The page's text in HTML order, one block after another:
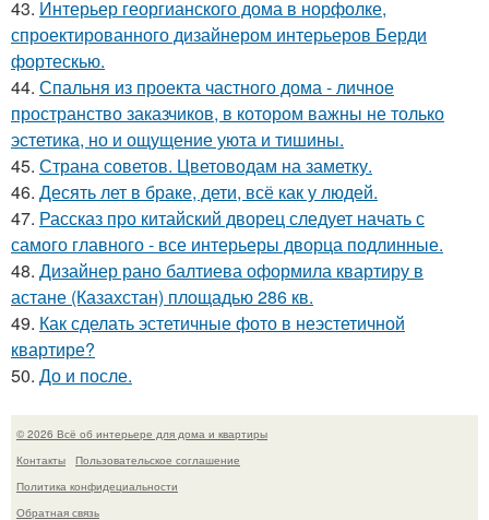
43. Интерьер георгианского дома в норфолке,
спроектированного дизайнером интерьеров Берди
фортескью.
44. Спальня из проекта частного дома - личное
пространство заказчиков, в котором важны не только
эстетика, но и ощущение уюта и тишины.
45. Страна советов. Цветоводам на заметку.
46. Десять лет в браке, дети, всё как у людей.
47. Рассказ про китайский дворец следует начать с
самого главного - все интерьеры дворца подлинные.
48. Дизайнер рано балтиева оформила квартиру в
астане (Казахстан) площадью 286 кв.
49. Как сделать эстетичные фото в неэстетичной
квартире?
50. До и после.
© 2026 Всё об интерьере для дома и квартиры
Контакты
Пользовательское соглашение
Политика конфидециальности
Обратная связь